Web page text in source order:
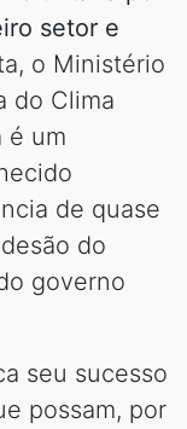
setor e
o Ministério
do Clima
é um
de quase
do
governo
seu sucesso
possam, por